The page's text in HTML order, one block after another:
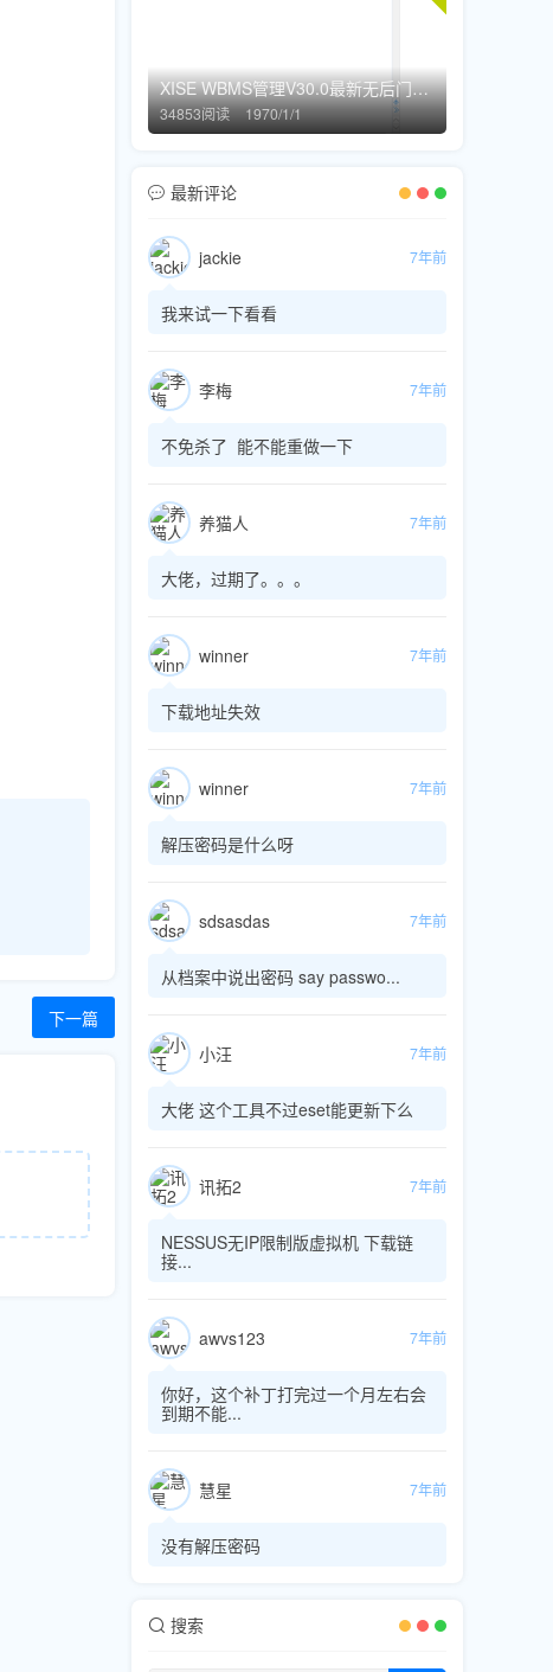
下一篇
XISE WBMS管理V30.0最新无后门过狗过WAF版
34853阅读 1970/1/1
最新评论
jackie 7年前
我来试一下看看
李梅 7年前
不免杀了 能不能重做一下
养猫人 7年前
大佬，过期了。。。
winner 7年前
下载地址失效
winner 7年前
解压密码是什么呀
sdsasdas 7年前
从档案中说出密码 say passwo...
小汪 7年前
大佬 这个工具不过eset能更新下么
讯拓2 7年前
NESSUS无IP限制版虚拟机 下载链
接...
awvs123 7年前
你好，这个补丁打完过一个月左右会
到期不能...
慧星 7年前
没有解压密码
搜索